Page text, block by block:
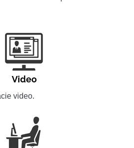
Video
video.